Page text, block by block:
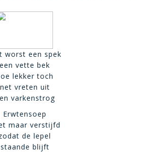
worst een spek
een vette bek
lekker toch
net vreten uit
varkenstrog
Erwtensoep
maar verstijfd
de lepel
staande blijft